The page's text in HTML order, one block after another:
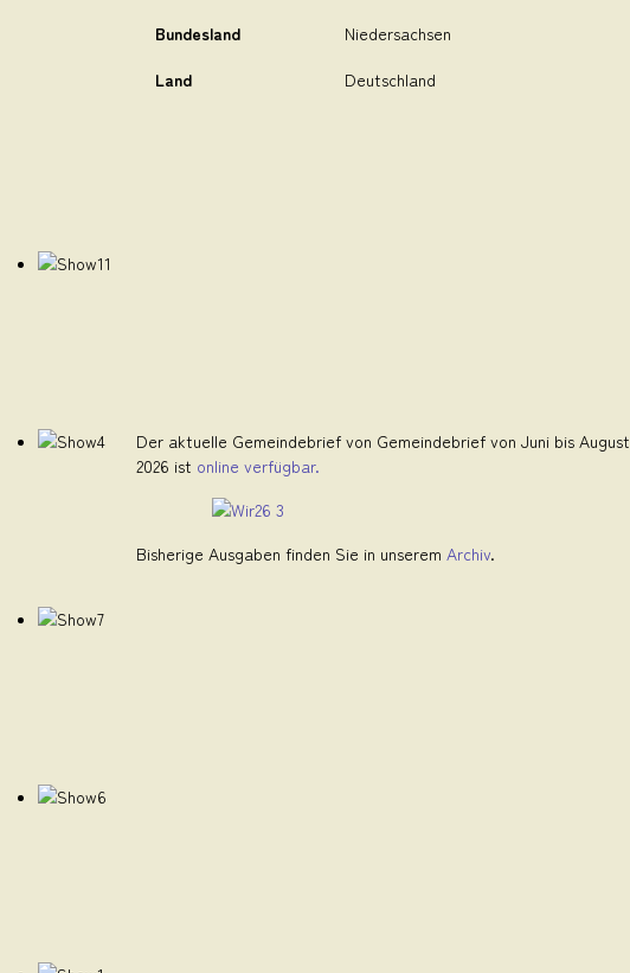
Bundesland
Niedersachsen
Land
Deutschland
Der aktuelle Gemeindebrief von Gemeindebrief von Juni bis August
2026 ist online verfügbar.
Bisherige Ausgaben finden Sie in unserem Archiv.